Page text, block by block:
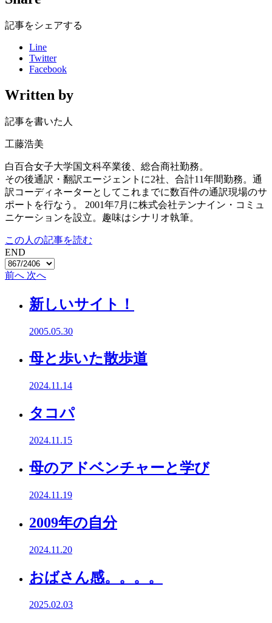
記事をシェアする
Line
Twitter
Facebook
Written by
記事を書いた人
工藤浩美
白百合女子大学国文科卒業後、総合商社勤務。
その後通訳・翻訳エージェントに2社、合計11年間勤務。通
訳コーディネーターとしてこれまでに数百件の通訳現場のサ
ポートを行なう。 2001年7月に株式会社テンナイン・コミュ
ニケーションを設立。趣味はシナリオ執筆。
この人の記事を読む
END
前へ 次へ
新しいサイト！
2005.05.30
母と歩いた散歩道
2024.11.14
タコパ
2024.11.15
母のアドベンチャーと学び
2024.11.19
2009年の自分
2024.11.20
おばさん感。。。。
2025.02.03